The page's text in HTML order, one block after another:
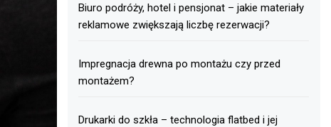
Biuro podróży, hotel i pensjonat – jakie materiały
reklamowe zwiększają liczbę rezerwacji?
Impregnacja drewna po montażu czy przed
montażem?
Drukarki do szkła – technologia flatbed i jej